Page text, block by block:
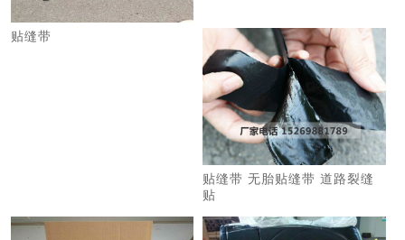
贴缝带
贴缝带 无胎贴缝带 道路裂缝
贴